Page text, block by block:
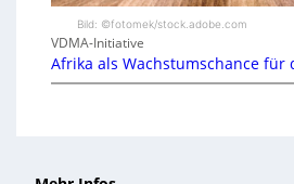
Bild: ©fotomek/stock.adobe.com
VDMA-Initiative
Afrika als Wachstumschance für